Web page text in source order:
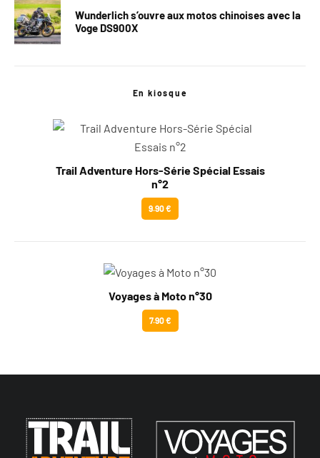
Wunderlich s’ouvre aux motos chinoises avec la
Voge DS900X
En kiosque
Trail Adventure Hors-Série Spécial Essais
n°2
9.90 €
Voyages à Moto n°30
7.90 €